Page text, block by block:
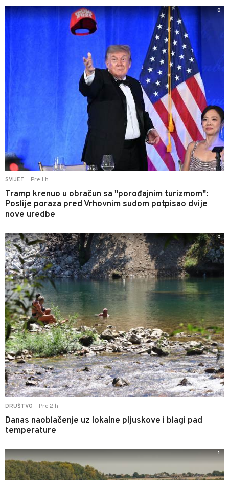
SVIJET Pre 1 h
Tramp krenuo u obračun sa "porođajnim turizmom":
Poslije poraza pred Vrhovnim sudom potpisao dvije
nove uredbe
0
DRUŠTVO Pre 2 h
Danas naoblačenje uz lokalne pljuskove i blagi pad
temperature
0
1